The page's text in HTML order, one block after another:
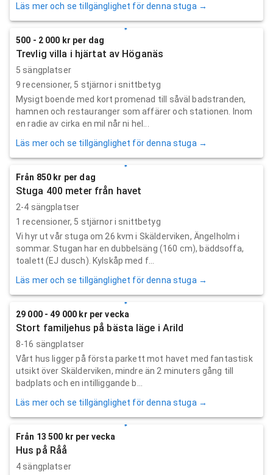
Läs mer och se tillgänglighet för denna stuga →
500 - 2 000 kr per dag
Trevlig villa i hjärtat av Höganäs
5 sängplatser
9 recensioner, 5 stjärnor i snittbetyg
Mysigt boende med kort promenad till såväl badstranden,
hamnen och restauranger som affärer och stationen. Inom
en radie av cirka en mil når ni hel...
Läs mer och se tillgänglighet för denna stuga →
Från 850 kr per dag
Stuga 400 meter från havet
2-4 sängplatser
1 recensioner, 5 stjärnor i snittbetyg
Vi hyr ut vår stuga om 26 kvm i Skälderviken, Ängelholm i
sommar. Stugan har en dubbelsäng (160 cm), bäddsoffa,
toalett (EJ dusch). Kylskåp med f...
Läs mer och se tillgänglighet för denna stuga →
29 000 - 49 000 kr per vecka
Stort familjehus på bästa läge i Arild
8-16 sängplatser
Vårt hus ligger på första parkett mot havet med fantastisk
utsikt över Skälderviken, mindre än 2 minuters gång till
badplats och en intilliggande b...
Läs mer och se tillgänglighet för denna stuga →
Från 13 500 kr per vecka
Hus på Råå
4 sängplatser